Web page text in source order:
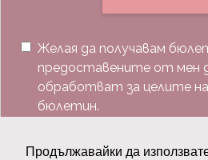
Продължавайки да
Желая да получавам
предоставените от мен
обработват за целите
бюлетин.
Последвай